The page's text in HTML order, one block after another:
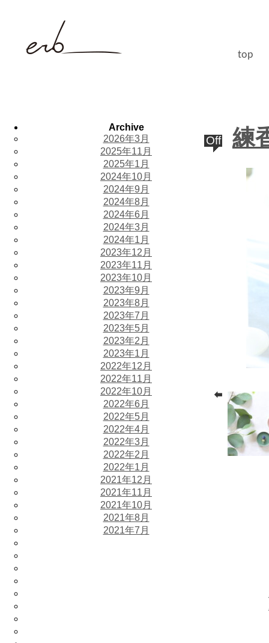
top
Off 練
Archive
2026年3月
2025年11月
2025年1月
2024年10月
2024年9月
2024年8月
2024年6月
2024年3月
2024年1月
2023年12月
2023年11月
2023年10月
2023年9月
2023年8月
2023年7月
2023年5月
2023年2月
2023年1月
2022年12月
2022年11月
2022年10月
2022年6月
2022年5月
2022年4月
2022年3月
2022年2月
2022年1月
2021年12月
2021年11月
2021年10月
2021年8月
2021年7月